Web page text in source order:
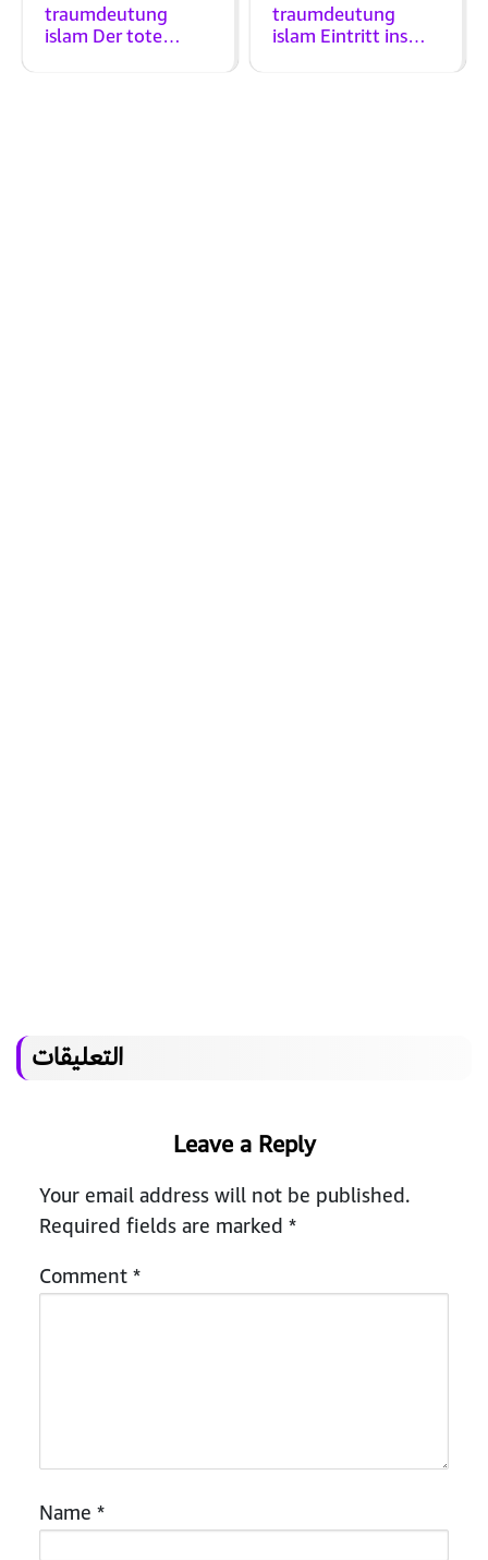
traumdeutung
islam Der tote
traumdeutung
islam Eintritt ins
التعليقات
Leave a Reply
Your email address will not be published.
Required fields are marked *
Comment*
Name *